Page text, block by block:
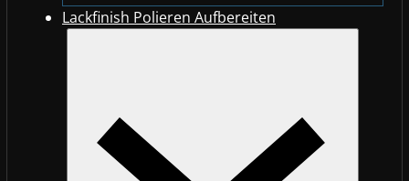
Lackfinish Polieren Aufbereiten